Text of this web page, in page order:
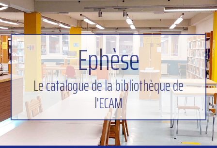
Ephèse
Le catalogue de la bibliothèque de
l'ECAM